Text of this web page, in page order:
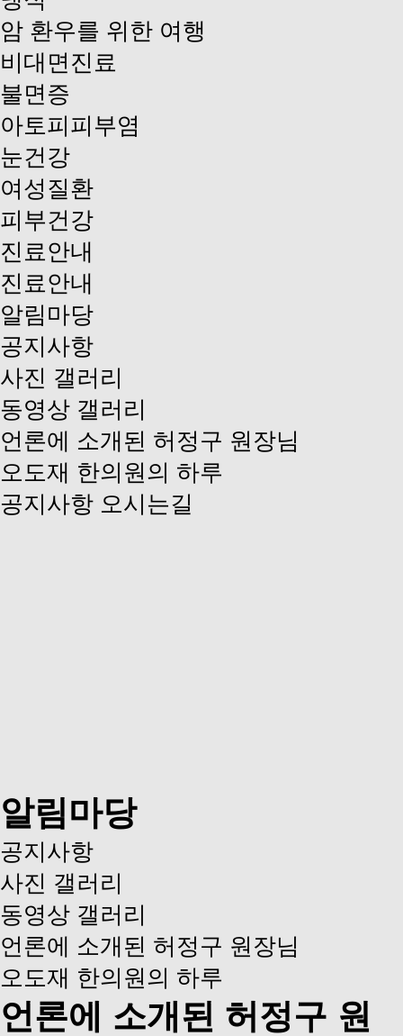
암 환우를 위한 여행
비대면진료
불면증
아토피피부염
눈건강
여성질환
피부건강
진료안내
진료안내
알림마당
공지사항
사진 갤러리
동영상 갤러리
언론에 소개된 허정구 원장님
오도재 한의원의 하루
공지사항 오시는길
알림마당
공지사항
사진 갤러리
동영상 갤러리
언론에 소개된 허정구 원장님
오도재 한의원의 하루
언론에 소개된 허정구 원